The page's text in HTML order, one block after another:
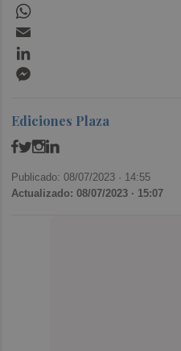
Ediciones Plaza
Publicado: 08/07/2023 · 14:55
Actualizado: 08/07/2023 · 15:07